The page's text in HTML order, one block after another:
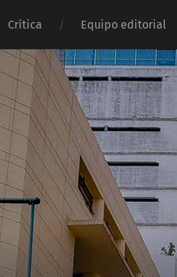
Crítica Equipo editorial